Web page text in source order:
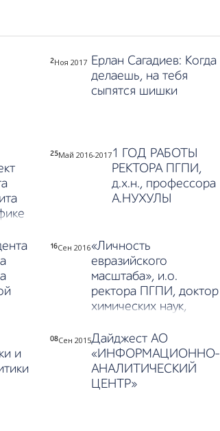
2Ноя 2017 Ерлан Сагадиев: Когда
делаешь, на тебя
сыпятся шишки
25Май 2016-20171 ГОД РАБОТЫ
РЕКТОРА ПГПИ,
д.х.н., профессора
А.НУХУЛЫ
16Сен 2016«Личность
евразийского
масштаба», и.о.
ректора ПГПИ, доктор
химических наук,
Нухулы
и
08Сен 2015Дайджест АО
«ИНФОРМАЦИОННО-
АНАЛИТИЧЕСКИЙ
ЦЕНТР»